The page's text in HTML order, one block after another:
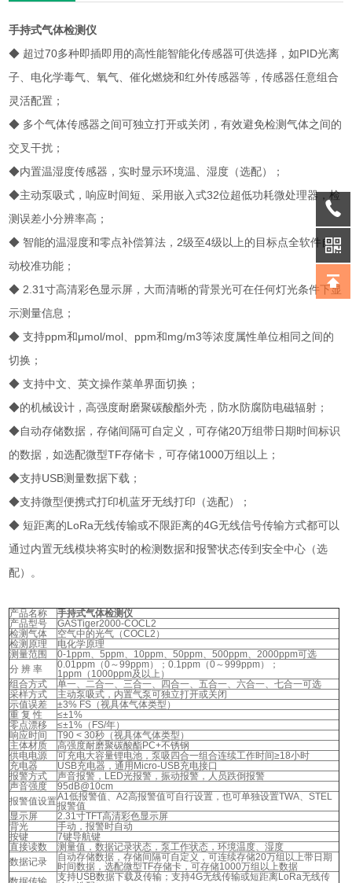
手持式气体检测仪
◆ 超过70多种即插即用的高性能智能化传感器可供选择，如PID光离
子、电化学毒气、氧气、催化燃烧和红外传感器等，传感器任意组合
灵活配置；
◆ 多个气体传感器之间可独立打开或关闭，有效避免检测气体之间的
交叉干扰；
◆内置温湿度传感器，实时显示环境温、湿度（选配）；
◆主动泵吸式，响应时间短、采用嵌入式32位超低功耗微处理器，检
测误差小分辨率高；
◆ 智能的温湿度和零点补偿算法，2级至4级以上的目标点全软件自
动校准功能；
◆ 2.31寸高清彩色显示屏，大而清晰的背景光可在任何灯光条件下显
示测量信息；
◆ 支持ppm和μmol/mol、ppm和mg/m3等浓度属性单位相同之间的
切换；
◆ 支持中文、英文操作菜单界面切换；
◆的机械设计，高强度耐磨聚碳酸酯外壳，防水防腐防电磁辐射；
◆自动存储数据，存储间隔可自定义，可存储20万组带日期时间标识
的数据，如选配微型TF存储卡，可存储1000万组以上；
◆支持USB测量数据下载；
◆支持微型便携式打印机蓝牙无线打印（选配）；
◆ 短距离的LoRa无线传输或不限距离的4G无线信号传输方式都可以
通过内置无线模块将实时的检测数据和报警状态传到安全中心（选
配）。
产品名称
手持式气体检测仪
产品型号
GASTiger2000-COCL2
检测气体
空气中的光气（COCL2）
检测原理
电化学原理
测量范围
0-1ppm、5ppm、10ppm、50ppm、500ppm、2000ppm可选
分 辨 率
0.01ppm（0～99ppm）；0.1ppm（0～999ppm）；
1ppm（1000ppm及以上）
组合方式
单一、二合一、三合一、四合一、五合一、六合一、七合一可选
采样方式
主动泵吸式，内置气泵可独立打开或关闭
示值误差
±3% FS（视具体气体类型）
重 复 性
≤±1%
零点漂移
≤±1%（FS/年）
响应时间
T90 < 30秒（视具体气体类型）
主体材质
高强度耐磨聚碳酸酯PC+不锈钢
供电电源
可充电大容量锂电池，泵吸四合一组合连续工作时间≥18小时
充电器
USB充电器，通用Micro-USB充电接口
报警方式
声音报警，LED光报警，振动报警，人员跌倒报警
声音强度
95dB@10cm
报警值设置A1低报警值、A2高报警值可自行设置，也可单独设置TWA、STEL
报警值
显示屏
2.31寸TFT高清彩色显示屏
背光
手动，报警时自动
按键
7键导航键
直接读数
测量值，数据记录状态，泵工作状态，环境温度、湿度
数据记录
自动存储数据，存储间隔可自定义，可连续存储20万组以上带日期
时间数据，选配微型TF存储卡，可存储1000万组以上数据
支持USB数据下载及传输；支持4G无线传输或短距离LoRa无线传